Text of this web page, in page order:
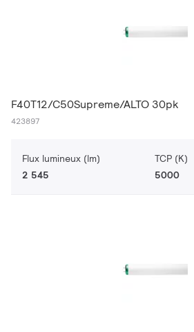
F40T12/C50Supreme/ALTO 30pk
423897
Flux lumineux (lm)
2 545
TCP (K)
5000